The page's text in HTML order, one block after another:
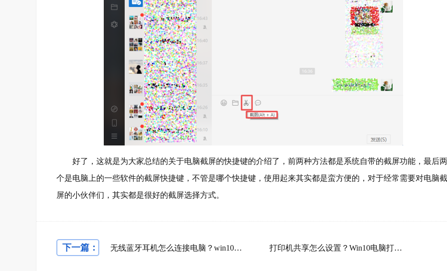
好了，这就是为大家总结的关于电脑截屏的快捷键的介绍了，前两种方法都是系统自带的截屏功能，最后两
个是电脑上的一些软件的截屏快捷键，不管是哪个快捷键，使用起来其实都是蛮方便的，对于经常需要对电脑截
屏的小伙伴们，其实都是很好的截屏选择方式。
下一篇： 无线蓝牙耳机怎么连接电脑？win10电脑连接蓝牙耳机的方法在此！ 打印机共享怎么设置？Win10电脑打印机共享设置教程